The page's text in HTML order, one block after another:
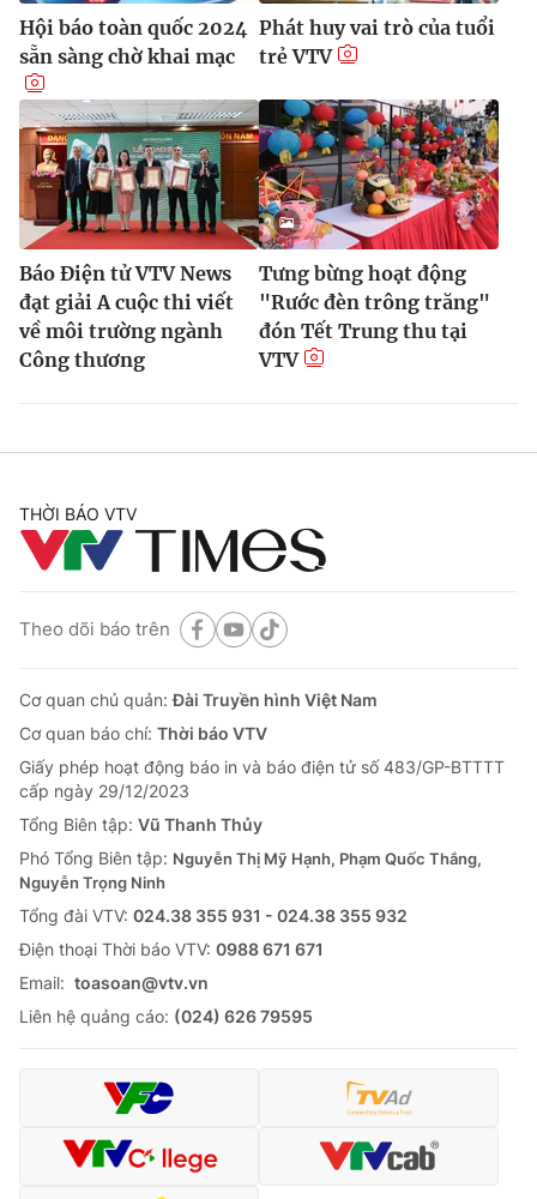
Hội báo toàn quốc 2024
sẵn sàng chờ khai mạc
Phát huy vai trò của tuổi
trẻ VTV
Báo Điện tử VTV News
đạt giải A cuộc thi viết
về môi trường ngành
Công thương
Tưng bừng hoạt động
"Rước đèn trông trăng"
đón Tết Trung thu tại
VTV
THỜI BÁO VTV
Theo dõi báo trên
Cơ quan chủ quản:Đài Truyền hình Việt Nam
Cơ quan báo chí: Thời báo VTV
Giấy phép hoạt động báo in và báo điện tử số 483/GP-BTTTT
cấp ngày 29/12/2023
Tổng Biên tập: Vũ Thanh Thủy
Phó Tổng Biên tập: Nguyễn Thị Mỹ Hạnh, Phạm Quốc Thắng,
Nguyễn Trọng Ninh
Tổng đài VTV: 024.38 355 931 - 024.38 355 932
Ðiện thoại Thời báo VTV: 0988 671 671
Email: toasoan@vtv.vn
Liên hệ quảng cáo: (024) 626 79595